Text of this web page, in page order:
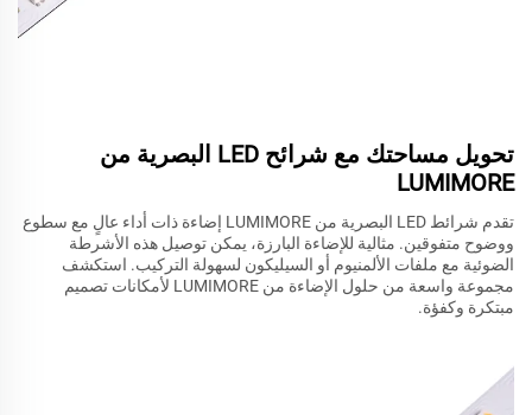
تحويل مساحتك مع شرائح LED البصرية من
LUMIMORE
تقدم شرائط LED البصرية من LUMIMORE إضاءة ذات أداء عالٍ مع سطوع
ووضوح متفوقين. مثالية للإضاءة البارزة، يمكن توصيل هذه الأشرطة
الضوئية مع ملفات الألمنيوم أو السيليكون لسهولة التركيب. استكشف
مجموعة واسعة من حلول الإضاءة من LUMIMORE لأمكانات تصميم
مبتكرة وكفؤة.